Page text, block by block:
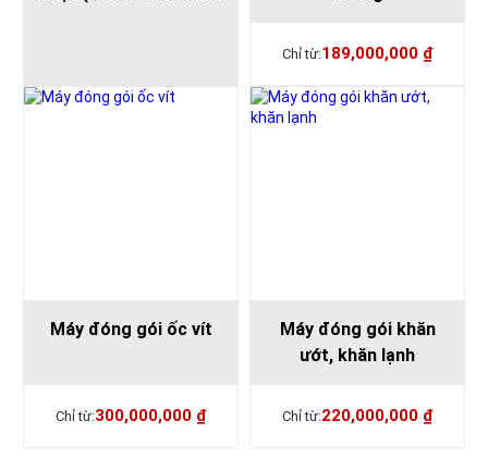
189,000,000 ₫
Máy đóng gói ốc vít
300,000,000 ₫
Máy đóng gói khăn
ướt, khăn lạnh
220,000,000 ₫